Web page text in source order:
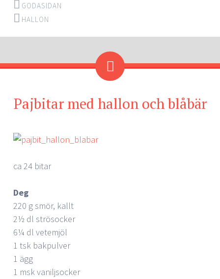
GODASIDAN
HALLON
Pajbitar med hallon och blåbär
ca 24 bitar
Deg
220 g smör, kallt
2½ dl strösocker
6¼ dl vetemjöl
1 tsk bakpulver
1 ägg
1 msk vaniljsocker